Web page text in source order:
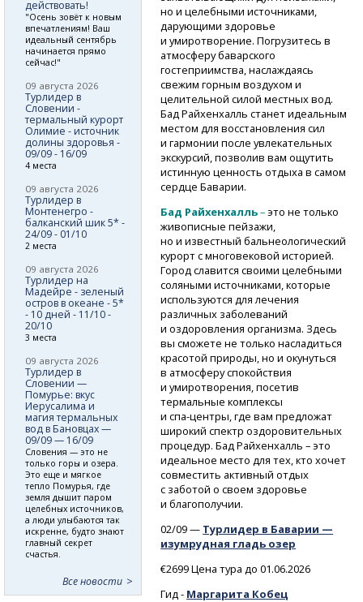
но и целебными источниками,
дарующими здоровье
и умиротворение. Погрузитесь в
атмосферу баварского
гостеприимства, наслаждаясь
свежим горным воздухом и
целительной силой местных вод.
Бад Райхенхалль станет идеальным
местом для восстановления сил
и гармонии после увлекательных
экскурсий, позволив вам ощутить
истинную ценность отдыха в самом
сердце Баварии.
Бад Райхенхалль–это не только
живописные пейзажи,
но и известный бальнеологический
курорт с многовековой историей.
Город славится своими целебными
соляными источниками, которые
используются для лечения
различных заболеваний
и оздоровления организма. Здесь
вы сможете не только насладиться
красотой природы, но и окунуться
в атмосферу спокойствия
и умиротворения, посетив
термальные комплексы
и спа-центры,где вам предложат
широкий спектр оздоровительных
процедур. Бад Райхенхалль – это
идеальное место для тех, кто хочет
совместить активный отдых
с заботой о своем здоровье
и благополучии.
02/09 — Турлидер в Баварии —
изумрудная гладь озер
€2699 Цена тура до 01.06.2026
Гид - Маргарита Кобец
действовать!
"Осень зовёт к новым
впечатлениям! Ваш
идеальный сентябрь
начинается прямо
сейчас!"
09 августа 2026
Турлидер в
Словении -
термальный курорт
Олимие - источник
долины здоровья -
09/09 - 16/09
4 места
09 августа 2026
Турлидер в
Монтенегро -
балканский шик 5* -
24/09 - 01/10
2 места
09 августа 2026
Турлидер на
Мадейре - зеленый
остров в океане - 5*
- 10 дней - 11/10 -
20/10
3 места
09 августа 2026
Турлидер в
Словении —
Помурье: вкус
Иерусалима и
магия термальных
вод в Бановцах —
09/09 — 16/09
Словения — это не
только горы и озера.
Это еще и мягкое
тепло Помурья, где
земля дышит паром
целебных источников,
а люди улыбаются так
искренне, будто знают
главный секрет
счастья.
Все новости